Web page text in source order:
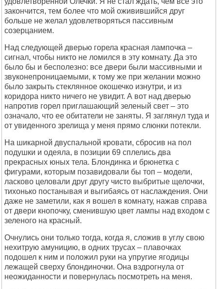
закончится, тем более что мой оживившийся друг
больше не желал удовлетворяться пассивным
созерцанием.
Над следующей дверью горела красная лампочка –
сигнал, чтобы никто не ломился в эту комнату. Да это
было бы и бесполезно: все двери были массивными и
звуконепроницаемыми, к тому же при желании можно
было закрыть стеклянное окошечко изнутри, и из
коридора никто ничего не увидит. А вот над дверью
напротив горел приглашающий зеленый свет – это
означало, что ее обитатели не заняты. Я заглянул туда и
от увиденного зрелища у меня прямо слюнки потекли.
На шикарной двуспальной кровати, сбросив на пол
подушки и одеяла, в позиции 69 сплелись два
прекрасных юных тела. Блондинка и брюнетка с
фигурами, которым позавидовали бы топ – модели,
ласково целовали друг другу чисто выбритые щелочки,
тихонько постанывая и выгибаясь от наслаждения. Они
даже не заметили, как я вошел в комнату, нажав справа
от двери кнопочку, сменившую цвет лампы над входом с
зеленого на красный.
Очнулись они только тогда, когда я, сложив в углу свою
нехитрую амуницию, в одних трусах – плавочках
подошел к ним и положил руки на упругие ягодицы
лежащей сверху блондиночки. Она вздрогнула от
неожиданности и повернулась посмотреть на меня.